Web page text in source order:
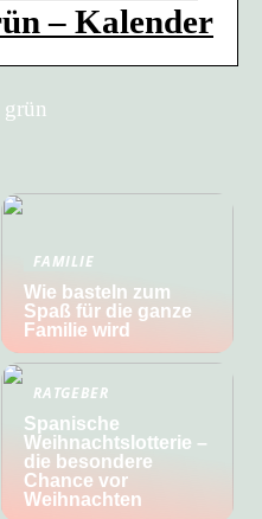
– Kalender
FAMILIE
Wie basteln zum
Spaß für die ganze
Familie wird
RATGEBER
Spanische
Weihnachtslotterie –
die besondere
Chance vor
Weihnachten